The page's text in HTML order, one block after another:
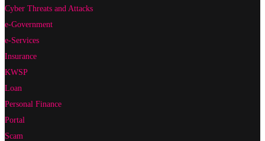
Cyber Threats and Attacks
e-Government
e-Services
Insurance
KWSP
Loan
Personal Finance
Portal
Scam